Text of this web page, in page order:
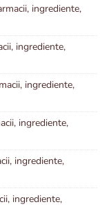
ingrediente,
ingrediente,
ingrediente,
ingrediente,
ingrediente,
ingrediente,